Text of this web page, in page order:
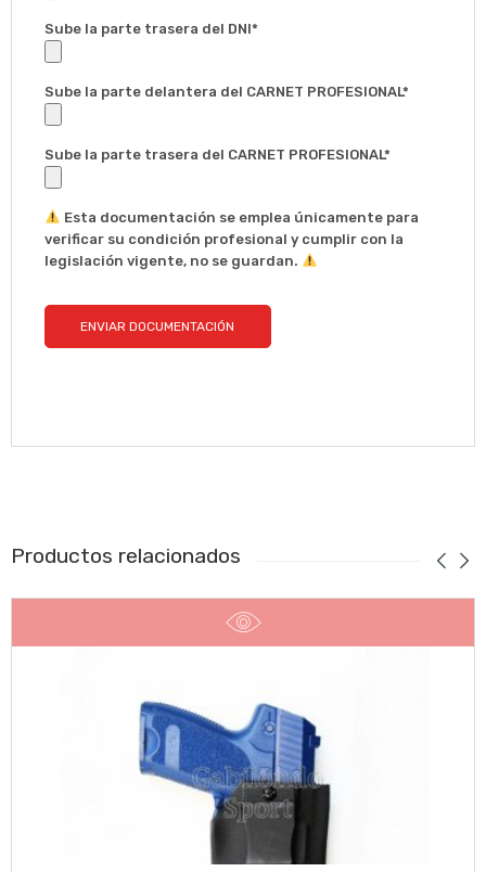
Sube la parte trasera del DNI*
Sube la parte delantera del CARNET PROFESIONAL*
Sube la parte trasera del CARNET PROFESIONAL*
Esta documentación se emplea únicamente para
verificar su condición profesional y cumplir con la
legislación vigente, no se guardan.
Productos relacionados